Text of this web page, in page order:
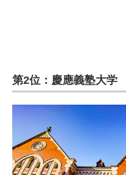
第2位：慶應義塾大学